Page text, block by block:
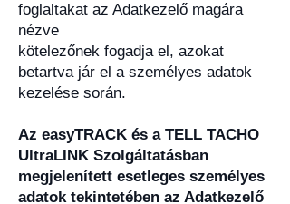
foglaltakat az Adatkezelő magára
nézve
kötelezőnek fogadja el, azokat
betartva jár el a személyes adatok
kezelése során.
Az easyTRACK és a TELL TACHO
UltraLINK Szolgáltatásban
megjelenített esetleges személyes
adatok tekintetében az Adatkezelő